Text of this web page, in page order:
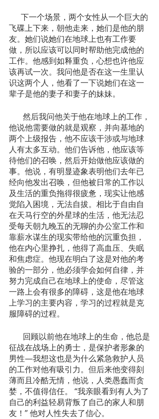
下一个场景，两个女性从一个巨大的
飞碟上下来，朝他走来，她们是他的朋
友。她们说她们在地球上也有工作要
做，所以应该可以同时帮助他完成他的
工作。他感到如释重负，心想也许他应
该再试一次。我问他是否在这一生里认
识这两个人，他看了一下说她们在这一
辈子是他的妻子和妻子的妹妹。
然后我问他关于他在地球上的工作，
他说他需要做的就是观察，并向基地的
两个上级报告，他不应该干涉或与地球
人有太多互动。他们告诉他，他应该等
待他们的召唤，然后开始做他应该做的
事。他说，有明显迹象表明他们去年已
经向他发出召唤，但他被日常的工作以
及生活的重负拖得很疲惫，现实让他感
觉陷入困境，无法自拔。相比于自由自
在天马行空的外星球的生活，他无法忍
受每天朝九晚五的无聊的办公室工作和
靠薪水谋生的现实带给他的沉重负担，
他在内心里挣扎，他得了高血压、失眠
和焦虑症。他现在明白了这是对他的考
验的一部分，他必须学会如何自律，并
努力完成自己在地球上的使命，尽管这
一路上会有很多的障碍，这是他在地球
上学习的主要内容，学习的过程就是克
服障碍的过程。
回顾以前他在地球上的生命，他总是
征战在战场上的勇士，是保护者形象的
男性—我想这也是为什么紧急救护人员
的工作对他有吸引力。但后来他变得刻
薄而且冷酷无情，他说，人类愚蠢而贪
婪，不值得信任。 “我亲眼看到有人为了
自己的利益轻易背叛了自己的家人和朋
友！” 他对人性失去了信心。